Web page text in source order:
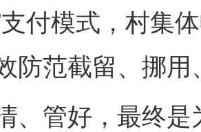
付模式，村集
防范截留、挪
管好，最终是